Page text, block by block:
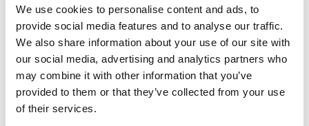
We use cookies to personalise content and ads, to
provide social media features and to analyse our traffic.
We also share information about your use of our site with
our social media, advertising and analytics partners who
may combine it with other information that you’ve
provided to them or that they’ve collected from your use
of their services.
Műszaki részletek
Ergonomikus kézi csiszolóblokk, 22 mm-es középső furattal.
Nedves vagy száraz csiszoláshoz ajánlott Net termékeinkkel
és Polarstar tárcsáinkkal kombinálva.